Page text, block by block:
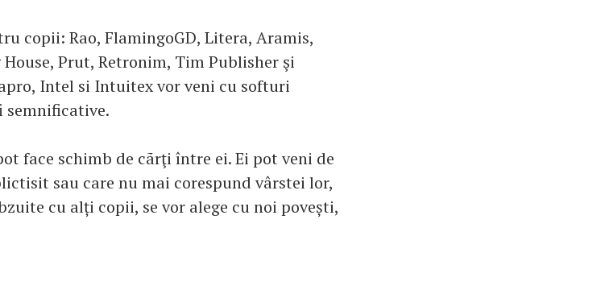
copii: Rao, FlamingoGD, Litera, Aramis,
Prut, Retronim, Tim Publisher şi
Intel si Intuitex vor veni cu softuri
semnificative.
face schimb de cãrţi între ei. Ei pot veni de
sau care nu mai corespund vârstei lor,
cu alți copii, se vor alege cu noi povești,